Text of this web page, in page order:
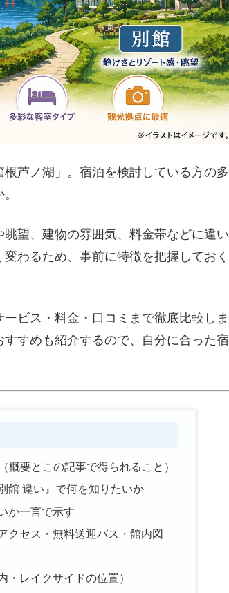
芦ノ湖」。宿泊を検討している方の多
望、建物の雰囲気、料金帯などに違い
わるため、事前に特徴を把握しておく
ビス・料金・口コミまで徹底比較しま
すめも紹介するので、自分に合った宿
要とこの記事で得られること）
館 違い』で何を知りたいか
か一言で示す
クセス・無料送迎バス・館内図
レイクサイドの位置）